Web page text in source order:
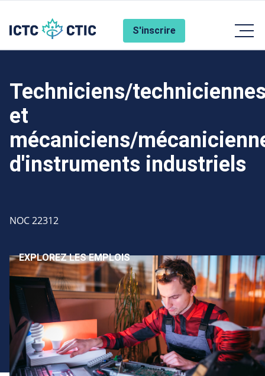
Account Menu
S'inscrire
Techniciens/
et
mécaniciens/
d'instruments industriels
Code
NOC 22312
EXPLOREZ LES EMPLOIS